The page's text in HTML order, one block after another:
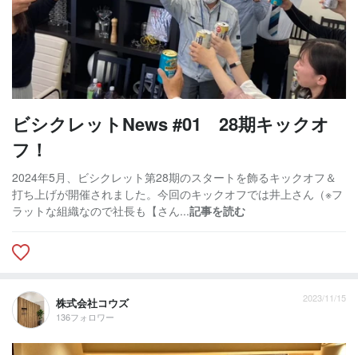
ビシクレットNews #01 28期キックオ
フ！
2024年5月、ビシクレット第28期のスタートを飾るキックオフ＆
打ち上げが開催されました。今回のキックオフでは井上さん（※フ
ラットな組織なので社長も【さん...記事を読む
株式会社コウズ
136フォロワー
2023/11/15